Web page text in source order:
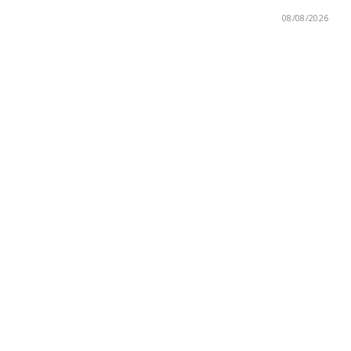
08/08/2026